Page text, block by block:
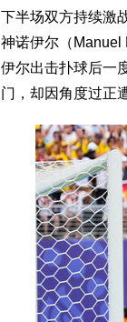
下半场双方持续激
神诺伊尔（Manuel
伊尔出击扑球后一
门，却因角度过正